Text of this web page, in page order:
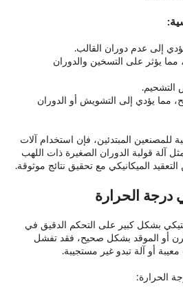
إلى عدم دوران القالب.
مما يؤثر على التسخين والدوران
التشحيم.
مما يؤدي إلى التشويش أو الدوران
للمصنعين المبتدئين، فإن استخدام آلات
آلة قولبة الدوران الصغيرة ذات اللهب
الميكانيكي مع تحقيق نتائج موثوقة.
بشكل كبير على التحكم الدقيق في
أو الموقد بشكل صحيح، فقد تفشل
أو آلة تبدو غير مستجيبة.
الحرارة: